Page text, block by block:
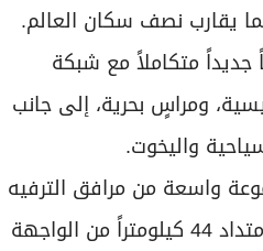
يقارب نصف سكان العالم.
جديداً متكاملاً مع شبكة
ومراسٍ بحرية، إلى جانب
واليخوت.
واسعة من مرافق الترفيه
والضيافة والثقافة على امتداد 44 كيلومتراً من الواجهة